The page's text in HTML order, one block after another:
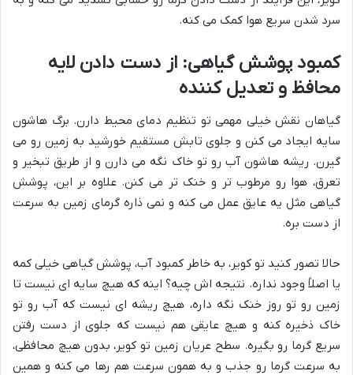
سرد شدن سریع هوا کمک می کنه.
کمبود پوشش گیاهی: از دست دادن لایه
محافظ و تعدیل کننده
گیاهان نقش خیلی مهمی تو تنظیم دمای محیط دارن. برگ هاشون
سایه ایجاد می کنن و جلوی تابش مستقیم خورشید به زمین رو می
گیرن. ریشه هاشون آب رو تو خاک نگه می دارن و از طریق تبخیر و
تعرق، هوا رو مرطوب تر و خنک تر می کنن. علاوه بر این، پوشش
گیاهی مثل یه عایق عمل می کنه و نمی ذاره گرمای زمین به سرعت
از دست بره.
حالا تصور کنید تو کویر، به خاطر کمبود آب، پوشش گیاهی خیلی کمه
یا اصلاً وجود نداره. نتیجه اش چیه؟ اینه که هیچ سایه ای نیست تا
زمین رو تو روز خنک نگه داره، هیچ ریشه ای نیست که آب رو تو
خاک ذخیره کنه و هیچ عایقی هم نیست که جلوی از دست رفتن
سریع گرما رو بگیره. سطح عریان زمین تو کویر، بدون هیچ محافظی،
به سرعت گرما رو جذب و به همون سرعت هم رها می کنه و همین